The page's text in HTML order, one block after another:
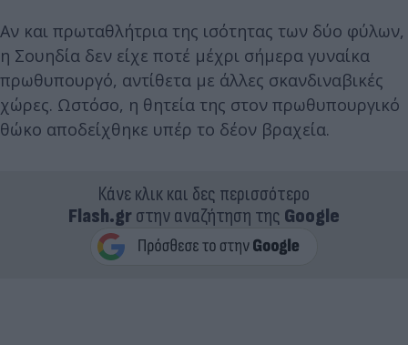
Αν και πρωταθλήτρια της ισότητας των δύο φύλων,
η Σουηδία δεν είχε ποτέ μέχρι σήμερα γυναίκα
πρωθυπουργό, αντίθετα με άλλες σκανδιναβικές
χώρες. Ωστόσο, η θητεία της στον πρωθυπουργικό
θώκο αποδείχθηκε υπέρ το δέον βραχεία.
Κάνε κλικ και δες περισσότερο
Flash.grστην αναζήτηση της Google